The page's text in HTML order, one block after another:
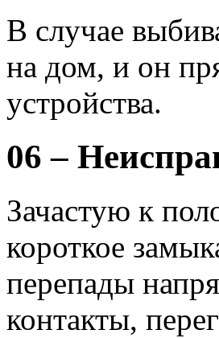
В случае
на дом, и он
устройства.
06 –
Зачастую к
короткое
перепады
контакты,